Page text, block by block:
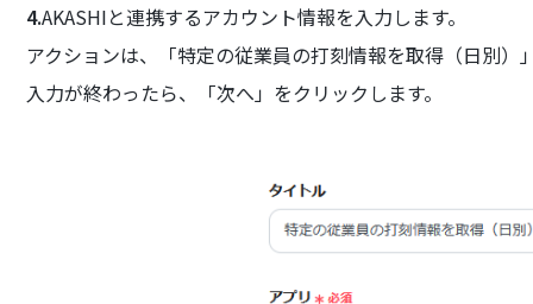
4.AKASHIと連携するアカウント情報を入力します。
アクションは、「特定の従業員の打刻情報を取得（日別）
入力が終わったら、「次へ」をクリックします。